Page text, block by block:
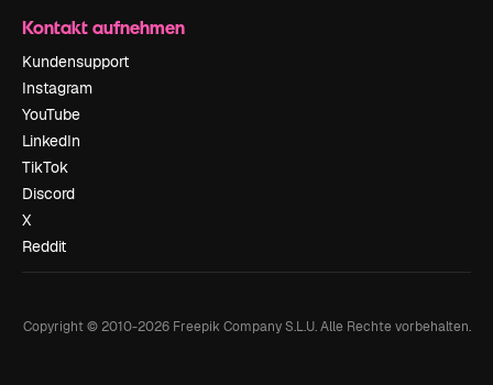
Kontakt aufnehmen
Kundensupport
Instagram
YouTube
LinkedIn
TikTok
Discord
X
Reddit
Copyright © 2010-2026Freepik Company S.L.U. Alle Rechte vorbehalten.